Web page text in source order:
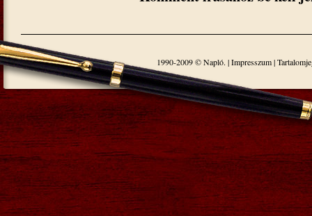
1990-2009 © Napló. |Impresszum|